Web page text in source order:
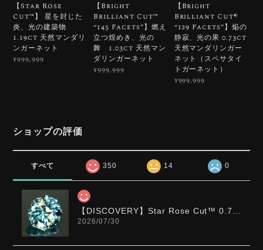
【Star Rose
Cut™️】 星を封じた
炎、光の建築物
1.19ct 天然マンダリ
ンガーネット
¥999,999
【Bright
Brilliant Cut™️
“145 Facets”】燃え
立つ煌めき、光の
舞 1.03ct 天然マン
ダリンガーネット
¥999,999
【Bright
Brilliant Cut®︎
“129 Facets”】焔の
静寂、光の果 0.73ct
天然マンダリンガー
ネット（スペサタイ
トガーネット）
¥999,999
ショップの評価
すべて 350 14 0
2026/07/30